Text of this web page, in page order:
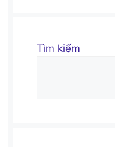
Tìm kiếm